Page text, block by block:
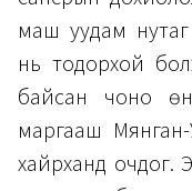
маш уудам нутаг
нь тодорхой
байсан чоно
маргааш Мянган-
хайрханд очдог.